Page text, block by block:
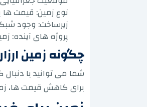
نوع زمین: قیمت
زیرساخت: وجود
پروژه های آینده:
چگونه زمین
شما می توانید با
برای کاهش قیمت ها،